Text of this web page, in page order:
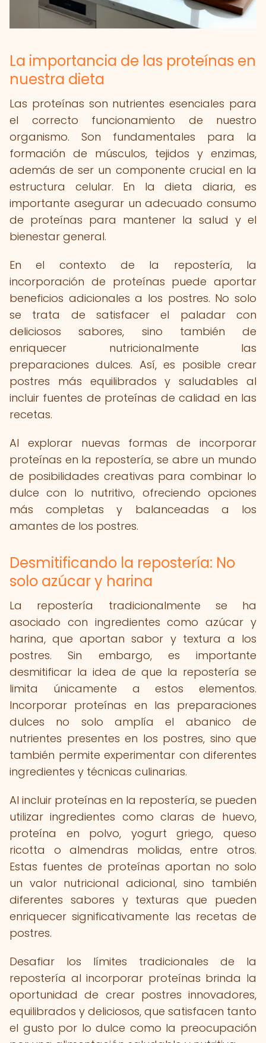
La importancia de las proteínas en
nuestra dieta
Las proteínas son nutrientes esenciales para
el correcto funcionamiento de nuestro
organismo. Son fundamentales para la
formación de músculos, tejidos y enzimas,
además de ser un componente crucial en la
estructura celular. En la dieta diaria, es
importante asegurar un adecuado consumo
de proteínas para mantener la salud y el
bienestar general.
En el contexto de la repostería, la
incorporación de proteínas puede aportar
beneficios adicionales a los postres. No solo
se trata de satisfacer el paladar con
deliciosos sabores, sino también de
enriquecer nutricionalmente las
preparaciones dulces. Así, es posible crear
postres más equilibrados y saludables al
incluir fuentes de proteínas de calidad en las
recetas.
Al explorar nuevas formas de incorporar
proteínas en la repostería, se abre un mundo
de posibilidades creativas para combinar lo
dulce con lo nutritivo, ofreciendo opciones
más completas y balanceadas a los
amantes de los postres.
Desmitificando la repostería: No
solo azúcar y harina
La repostería tradicionalmente se ha
asociado con ingredientes como azúcar y
harina, que aportan sabor y textura a los
postres. Sin embargo, es importante
desmitificar la idea de que la repostería se
limita únicamente a estos elementos.
Incorporar proteínas en las preparaciones
dulces no solo amplía el abanico de
nutrientes presentes en los postres, sino que
también permite experimentar con diferentes
ingredientes y técnicas culinarias.
Al incluir proteínas en la repostería, se pueden
utilizar ingredientes como claras de huevo,
proteína en polvo, yogurt griego, queso
ricotta o almendras molidas, entre otros.
Estas fuentes de proteínas aportan no solo
un valor nutricional adicional, sino también
diferentes sabores y texturas que pueden
enriquecer significativamente las recetas de
postres.
Desafiar los límites tradicionales de la
repostería al incorporar proteínas brinda la
oportunidad de crear postres innovadores,
equilibrados y deliciosos, que satisfacen tanto
el gusto por lo dulce como la preocupación